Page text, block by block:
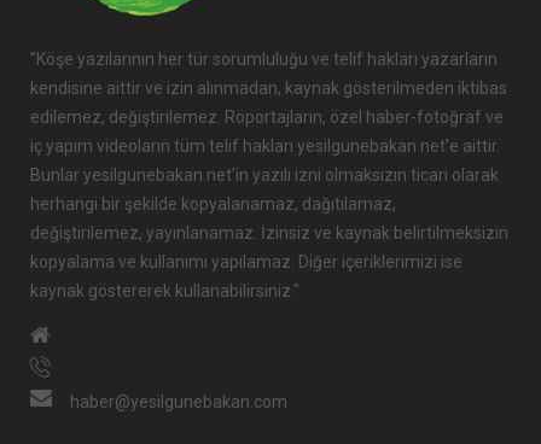
"Köşe yazılarının her tür sorumluluğu ve telif hakları yazarların
kendisine aittir ve izin alınmadan, kaynak gösterilmeden iktibas
edilemez, değiştirilemez. Röportajların, özel haber-fotoğraf ve
iç yapım videoların tüm telif hakları yesilgunebakan.net'e aittir.
Bunlar yesilgunebakan.net'in yazılı izni olmaksızın ticari olarak
herhangi bir şekilde kopyalanamaz, dağıtılamaz,
değiştirilemez, yayınlanamaz. İzinsiz ve kaynak belirtilmeksizin
kopyalama ve kullanımı yapılamaz. Diğer içeriklerimizi ise
kaynak göstererek kullanabilirsiniz."
haber@yesilgunebakan.com